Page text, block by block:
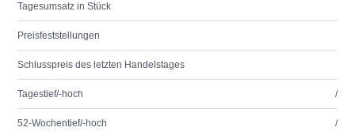
Tagesumsatz in Stück
Preisfeststellungen
Schlusspreis des letzten Handelstages
Tagestief/-hoch /
52-Wochentief/-hoch /